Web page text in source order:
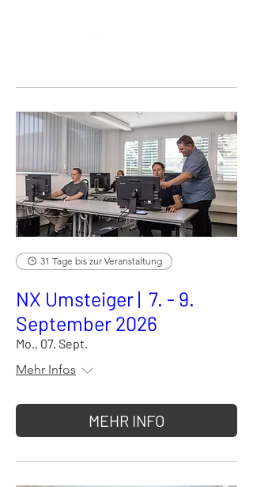
31 Tage bis zur Veranstaltung
NX Umsteiger | 7. - 9.
September 2026
Mo., 07. Sept.
Mehr Infos
MEHR INFO